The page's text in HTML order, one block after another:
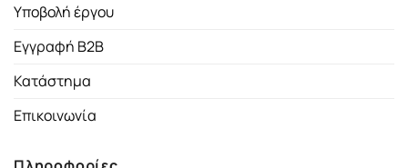
Υποβολή έργου
Εγγραφή B2B
Κατάστημα
Επικοινωνία